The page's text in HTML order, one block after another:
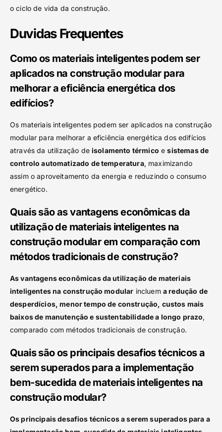
o ciclo de vida da construção.
Duvidas Frequentes
Como os materiais inteligentes podem ser
aplicados na construção modular para
melhorar a eficiência energética dos
edifícios?
Os materiais inteligentes podem ser aplicados na construção
modular para melhorar a eficiência energética dos edifícios
através da utilização deisolamento térmico esistemas de
controlo automatizado de temperatura, maximizando
assim o aproveitamento da energia e reduzindo o consumo
energético.
Quais são as vantagens econômicas da
utilização de materiais inteligentes na
construção modular em comparação com
métodos tradicionais de construção?
As vantagens econômicas da utilização de materiais
inteligentes na construção modular incluem a redução de
desperdícios, menor tempo de construção, custos mais
baixos de manutenção e sustentabilidade a longo prazo,
comparado com métodos tradicionais de construção.
Quais são os principais desafios técnicos a
serem superados para a implementação
bem-sucedida de materiais inteligentes na
construção modular?
Os principais desafios técnicos a serem superados para a